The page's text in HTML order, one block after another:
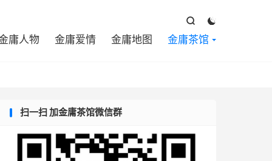


庸人物 金庸爱情 金庸地图 金庸茶馆
扫一扫 加金庸茶馆微信群